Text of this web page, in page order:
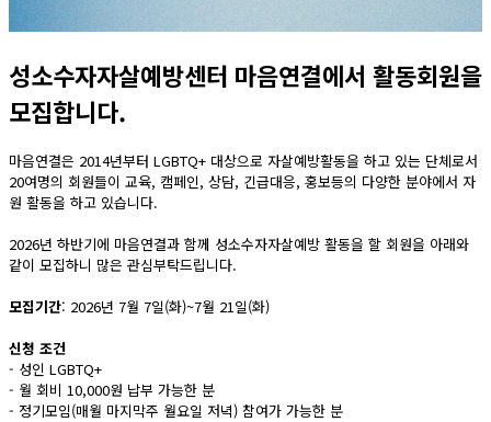
성소수자자살예방센터 마음연결에서 활동회원을
모집합니다.
마음연결은 2014년부터 LGBTQ+ 대상으로 자살예방활동을 하고 있는 단체로서
20여명의 회원들이 교육, 캠페인, 상담, 긴급대응, 홍보등의 다양한 분야에서 자
원 활동을 하고 있습니다.
2026년 하반기에 마음연결과 함께 성소수자자살예방 활동을 할 회원을 아래와
같이 모집하니 많은 관심부탁드립니다.
모집기간: 2026년 7월 7일(화)~7월 21일(화)
신청 조건
- 성인 LGBTQ+
- 월 회비 10,000원 납부 가능한 분
- 정기모임(매월 마지막주 월요일 저녁) 참여가 가능한 분